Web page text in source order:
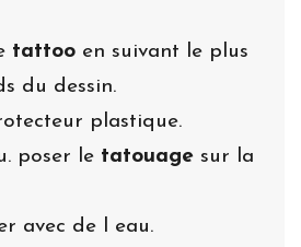
tattoo en suivant le plus
du dessin.
plastique.
poser le tatouage sur la
avec de l eau.